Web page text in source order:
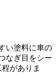
い塗料に車の
なぎ目をシー
がありま